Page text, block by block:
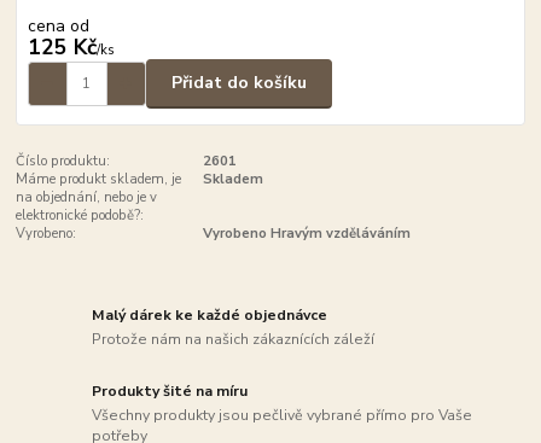
cena od
125 Kč/ks
Přidat do košíku
Číslo produktu:
2601
Máme produkt skladem, je
na objednání, nebo je v
elektronické podobě?:
Skladem
Vyrobeno: Vyrobeno Hravým vzděláváním
Malý dárek ke každé objednávce
Protože nám na našich zákaznících záleží
Produkty šité na míru
Všechny produkty jsou pečlivě vybrané přímo pro Vaše
potřeby